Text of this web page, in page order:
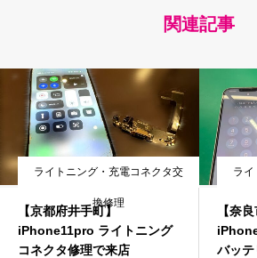
関連記事
ライトニング・充電コネクタ交
換修理
【京都府井手町】
iPhone11pro ライトニング
コネクタ修理で来店
ラ
【奈
バッ